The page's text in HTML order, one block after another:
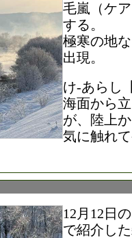
毛嵐（ケ
する。
極寒の地
出現。
け‐あらし
海面から
が、陸上
気に触れ
12月12日
で紹介し